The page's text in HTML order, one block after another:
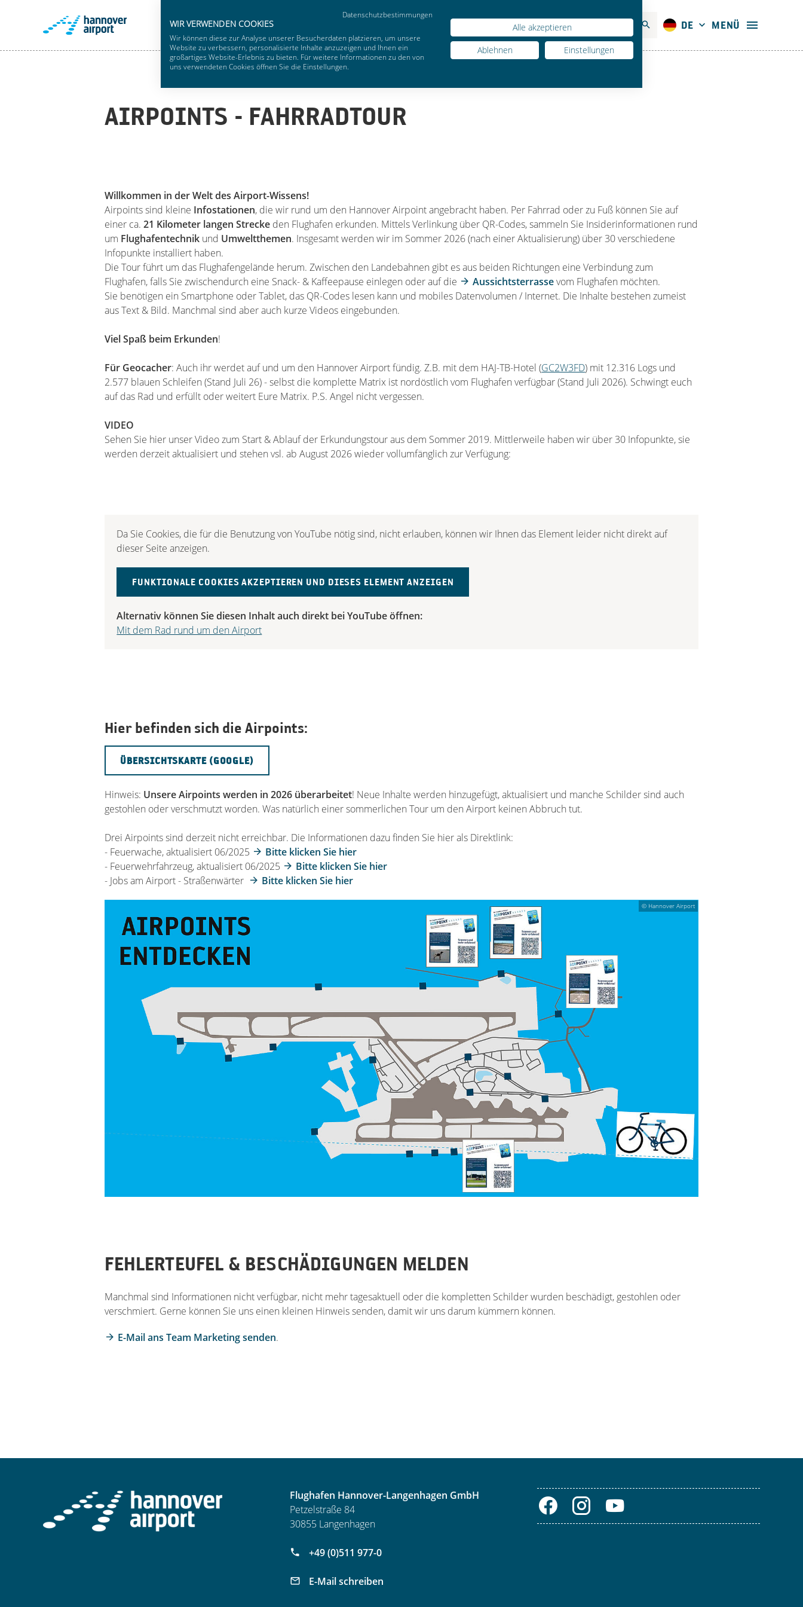
Website durchsuchen SPRACHE AUSWÄHLEN
AKTUELLE SPRACHE:
DE MENÜ
MENÜ
AIRPOINTS - FAHRRADTOUR
Willkommen in der Welt des Airport-Wissens!
Airpoints sind kleine Infostationen, die wir rund um den Hannover Airpoint angebracht haben. Per Fahrrad oder zu Fuß können Sie auf
einer ca.21 Kilometer langen Strecke den Flughafen erkunden. Mittels Verlinkung über QR-Codes, sammeln Sie Insiderinformationen rund
um Flughafentechnik und Umweltthemen. Insgesamt werden wir im Sommer 2026 (nach einer Aktualisierung) über 30 verschiedene
Infopunkte installiert haben.
Die Tour führt um das Flughafengelände herum. Zwischen den Landebahnen gibt es aus beiden Richtungen eine Verbindung zum
Flughafen, falls Sie zwischendurch eine Snack- & Kaffeepause einlegen oder auf die
Aussichtsterrassevom Flughafen möchten.
Sie benötigen ein Smartphone oder Tablet, das QR-Codes lesen kann und mobiles Datenvolumen / Internet. Die Inhalte bestehen zumeist
aus Text & Bild. Manchmal sind aber auch kurze Videos eingebunden.
Viel Spaß beim Erkunden!
Für Geocacher: Auch ihr werdet auf und um den Hannover Airport fündig. Z.B. mit dem HAJ-TB-Hotel (GC2W3FD) mit 12.316 Logs und
2.577 blauen Schleifen (Stand Juli 26) - selbst die komplette Matrix ist nordöstlich vom Flughafen verfügbar (Stand Juli 2026). Schwingt euch
auf das Rad und erfüllt oder weitert Eure Matrix. P.S. Angel nicht vergessen.
VIDEO
Sehen Sie hier unser Video zum Start & Ablauf der Erkundungstour aus dem Sommer 2019. Mittlerweile haben wir über 30 Infopunkte, sie
werden derzeit aktualisiert und stehen vsl. ab August 2026 wieder vollumfänglich zur Verfügung:
Da Sie Cookies, die für die Benutzung von YouTube nötig sind, nicht erlauben, können wir Ihnen das Element leider nicht direkt auf
dieser Seite anzeigen.
FUNKTIONALE COOKIES AKZEPTIEREN UND DIESES ELEMENT ANZEIGEN
Alternativ können Sie diesen Inhalt auch direkt bei YouTube öffnen:
Mit dem Rad rund um den Airport
Hier befinden sich die Airpoints:
© Hannover Airport
ÜBERSICHTSKARTE (GOOGLE)
Hinweis: Unsere Airpoints werden in 2026 überarbeitet! Neue Inhalte werden hinzugefügt, aktualisiert und manche Schilder sind auch
gestohlen oder verschmutzt worden. Was natürlich einer sommerlichen Tour um den Airport keinen Abbruch tut.
Drei Airpoints sind derzeit nicht erreichbar. Die Informationen dazu finden Sie hier als Direktlink:
- Feuerwache, aktualisiert 06/2025
Bitte klicken Sie hier
- Feuerwehrfahrzeug, aktualisiert 06/2025
Bitte klicken Sie hier
- Jobs am Airport - Straßenwärter
Bitte klicken Sie hier
FEHLERTEUFEL & BESCHÄDIGUNGEN MELDEN
Manchmal sind Informationen nicht verfügbar, nicht mehr tagesaktuell oder die kompletten Schilder wurden beschädigt, gestohlen oder
verschmiert. Gerne können Sie uns einen kleinen Hinweis senden, damit wir uns darum kümmern können.
E-Mail ans Team Marketing senden.
Flughafen Hannover-Langenhagen GmbH
Petzelstraße 84
30855 Langenhagen
+49 (0)511 977-0
E-Mail schreiben
Datenschutzbestimmungen
WIR VERWENDEN COOKIES
Wir können diese zur Analyse unserer Besucherdaten platzieren, um unsere
Website zu verbessern, personalisierte Inhalte anzuzeigen und Ihnen ein
großartiges Website-Erlebnis zu bieten. Für weitere Informationen zu den von
uns verwendeten Cookies öffnen Sie die Einstellungen.
Alle akzeptieren
Ablehnen
Einstellungen